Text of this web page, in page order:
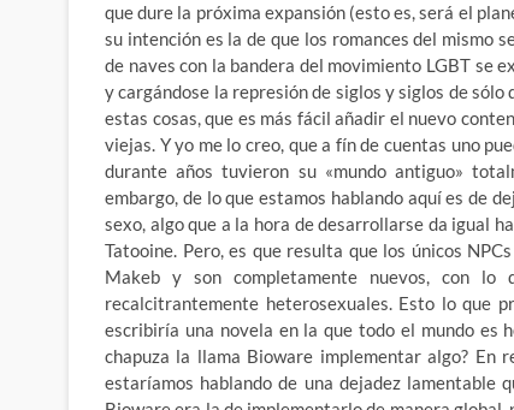
que dure la próxima expansión (esto es, será el
su intención es la de que los romances del mismo
de naves con la bandera del movimiento LGBT se
y cargándose la represión de siglos y siglos de
estas cosas, que es más fácil añadir el nuevo
viejas. Y yo me lo creo, que a fín de cuentas uno
durante años tuvieron su «mundo antiguo»
embargo, de lo que estamos hablando aquí es de
sexo, algo que a la hora de desarrollarse da igual
Tatooine. Pero, es que resulta que los únicos
Makeb y son completamente nuevos, con lo
recalcitrantemente heterosexuales. Esto lo que
escribiría una novela en la que todo el mundo es
chapuza la llama Bioware implementar algo? En
estaríamos hablando de una dejadez lamentable